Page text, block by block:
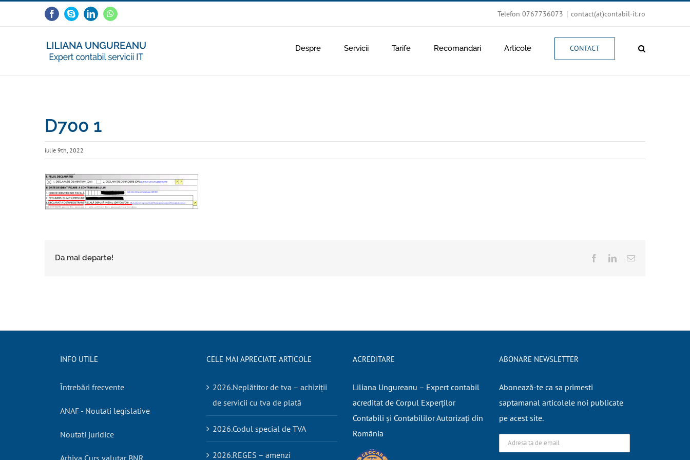
FacebookSkypeLinkedInWhatsApp Telefon 0767736073 | contact(at)contabil-it.ro
Despre Servicii Tarife Recomandari Articole CONTACT
D700 1
iulie 9th, 2022
Da mai departe! FacebookLinkedIn
E-
INFO UTILE
Întrebări frecvente
ANAF - Noutati legislative
Noutati juridice
Arhiva Curs valutar BNR
CELE MAI APRECIATE ARTICOLE
2026.Neplătitor de tva – achiziții
de servicii cu tva de plată
2026.Codul special de TVA
2026.REGES – amenzi
ACREDITARE
Liliana Ungureanu – Expert contabil
acreditat de Corpul Experților
Contabili și Contabililor Autorizați din
România
ABONARE NEWSLETTER
Abonează-te ca sa primesti
saptamanal articolele noi publicate
pe acest site.